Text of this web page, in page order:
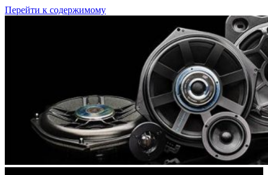
Перейти к содержимому